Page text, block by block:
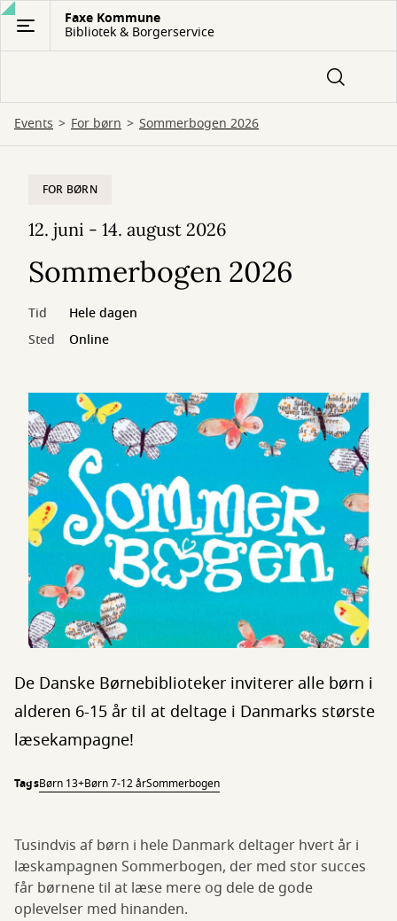
Gå
hovedindhold
Faxe Kommune
Bibliotek & Borgerservice
Events For børn Sommerbogen 2026
FOR BØRN
12. juni - 14. august 2026
Sommerbogen 2026
Tid
Hele dagen
Sted
Online
De Danske Børnebiblioteker inviterer alle børn i
alderen 6-15 år til at deltage i Danmarks største
læsekampagne!
TagsBørn 13+Børn 7-12 årSommerbogen
Tusindvis af børn i hele Danmark deltager hvert år i
læskampagnen Sommerbogen, der med stor succes
får børnene til at læse mere og dele de gode
oplevelser med hinanden.